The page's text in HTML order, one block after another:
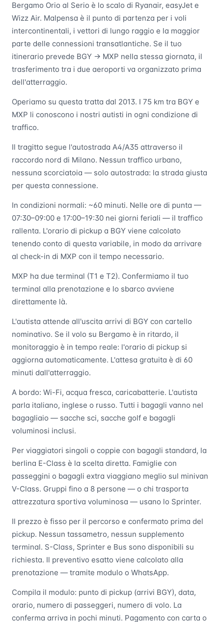
Bergamo Orio al Serio è lo scalo di Ryanair, easyJet e
Wizz Air. Malpensa è il punto di partenza per i voli
intercontinentali, i vettori di lungo raggio e la maggior
parte delle connessioni transatlantiche. Se il tuo
itinerario prevede BGY → MXP nella stessa giornata, il
trasferimento tra i due aeroporti va organizzato prima
dell'atterraggio.
Operiamo su questa tratta dal 2013. I 75 km tra BGY e
MXP li conoscono i nostri autisti in ogni condizione di
traffico.
Il tragitto segue l'autostrada A4/A35 attraverso il
raccordo nord di Milano. Nessun traffico urbano,
nessuna scorciatoia — solo autostrada: la strada giusta
per questa connessione.
In condizioni normali: ~60 minuti. Nelle ore di punta —
07:30–09:00 e 17:00–19:30 nei giorni feriali — il traffico
rallenta. L'orario di pickup a BGY viene calcolato
tenendo conto di questa variabile, in modo da arrivare
al check-in di MXP con il tempo necessario.
MXP ha due terminal (T1 e T2). Confermiamo il tuo
terminal alla prenotazione e lo sbarco avviene
direttamente là.
L'autista attende all'uscita arrivi di BGY con cartello
nominativo. Se il volo su Bergamo è in ritardo, il
monitoraggio è in tempo reale: l'orario di pickup si
aggiorna automaticamente. L'attesa gratuita è di 60
minuti dall'atterraggio.
A bordo: Wi-Fi, acqua fresca, caricabatterie. L'autista
parla italiano, inglese o russo. Tutti i bagagli vanno nel
bagagliaio — sacche sci, sacche golf e bagagli
voluminosi inclusi.
Per viaggiatori singoli o coppie con bagagli standard, la
berlina E-Class è la scelta diretta. Famiglie con
passeggini o bagagli extra viaggiano meglio sul minivan
V-Class. Gruppi fino a 8 persone — o chi trasporta
attrezzatura sportiva voluminosa — usano lo Sprinter.
Il prezzo è fisso per il percorso e confermato prima del
pickup. Nessun tassametro, nessun supplemento
terminal. S-Class, Sprinter e Bus sono disponibili su
richiesta. Il preventivo esatto viene calcolato alla
prenotazione — tramite modulo o WhatsApp.
Compila il modulo: punto di pickup (arrivi BGY), data,
orario, numero di passeggeri, numero di volo. La
conferma arriva in pochi minuti. Pagamento con carta o